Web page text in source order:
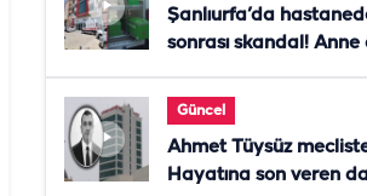
Şanlıurfa’da
sonrası skandal!
Güncel
Ahmet Tüysüz mecliste
Hayatına son veren